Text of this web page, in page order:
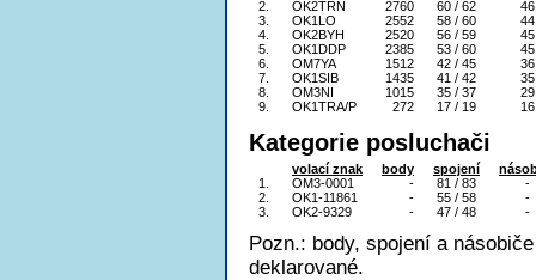
2.
OK2TRN 2760 60 / 62
46
3.
OK1LO 2552 58 / 60
44
4.
OK2BYH 2520 56 / 59
45
5.
OK1DDP 2385 53 / 60
45
6.
OM7YA 1512 42 / 45
36
7.
OK1SIB 1435 41 / 42
35
8.
OM3NI 1015 35 / 37
29
9.
OK1TRA/P 272 17 / 19 16
Kategorie posluchači
volací znak body spojení
1.
OM3-0001 - 81 / 83
-
2.
OK1-11861 - 55 / 58
-
3.
OK2-9329 - 47 / 48 -
Pozn.: body, spojení a
deklarované.